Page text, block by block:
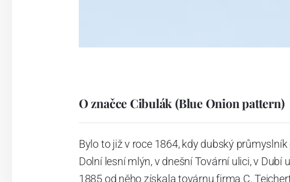
O značce Cibulák (Blue Onion pattern)
Bylo to již v roce 1864, kdy dubský
Dolní lesní mlýn, v dnešní Tovární ulici, v Dubí
1885 od něho získala továrnu firma C.